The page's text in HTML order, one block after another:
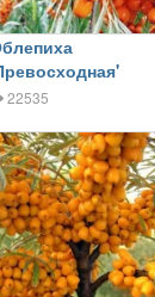
22535